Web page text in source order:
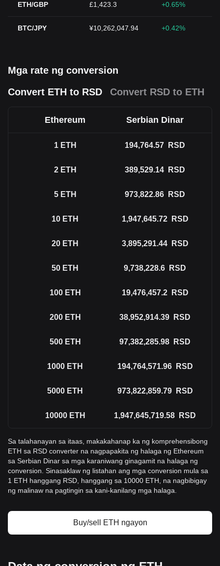
ETH/GBP £1,423.3 +0.65%
BTC/JPY ¥10,262,047.94 +0.42%
Mga rate ng conversion
Convert ETH to RSD
Convert RSD to ETH
Ethereum Serbian Dinar
1 ETH 194,764.57 RSD
2 ETH 389,529.14 RSD
5 ETH 973,822.86 RSD
10 ETH 1,947,645.72 RSD
20 ETH 3,895,291.44 RSD
50 ETH 9,738,228.6 RSD
100 ETH 19,476,457.2 RSD
200 ETH 38,952,914.39 RSD
500 ETH 97,382,285.98 RSD
1000 ETH 194,764,571.96 RSD
5000 ETH 973,822,859.79 RSD
10000 ETH 1,947,645,719.58 RSD
Sa talahanayan sa itaas, makakahanap ka ng komprehensibong
ETH sa RSD converter na nagpapakita ng halaga ng Ethereum
sa Serbian Dinar sa mga karaniwang ginagamit na halaga ng
conversion. Sinasaklaw ng listahan ang mga conversion mula sa
1 ETH hanggang RSD, hanggang sa 10000 ETH, na nagbibigay
ng malinaw na pagtingin sa kani-kanilang mga halaga.
Buy/sell ETH ngayon